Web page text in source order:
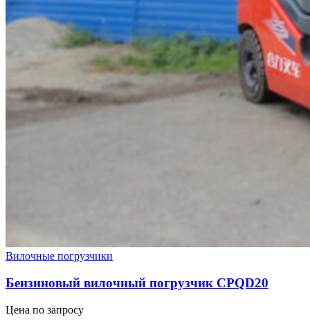
Вилочные погрузчики
Бензиновый вилочный погрузчик CPQD20
Цена по запросу